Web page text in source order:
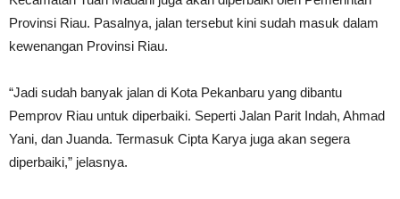
Provinsi Riau. Pasalnya, jalan tersebut kini sudah masuk dalam
kewenangan Provinsi Riau.
“Jadi sudah banyak jalan di Kota Pekanbaru yang dibantu
Pemprov Riau untuk diperbaiki. Seperti Jalan Parit Indah, Ahmad
Yani, dan Juanda. Termasuk Cipta Karya juga akan segera
diperbaiki,” jelasnya.